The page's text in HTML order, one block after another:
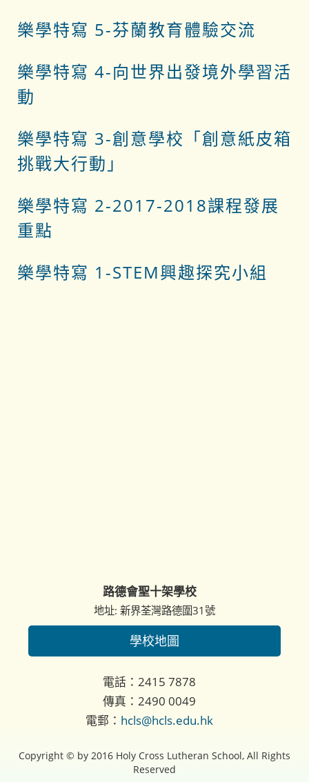
樂學特寫 5-芬蘭教育體驗交流
樂學特寫 4-向世界出發境外學習活
動
樂學特寫 3-創意學校「創意紙皮箱
挑戰大行動」
樂學特寫 2-2017-2018課程發展
重點
樂學特寫 1-STEM興趣探究小組
路德會聖十架學校
地址: 新界荃灣路德圍31號
學校地圖
電話：2415 7878
傳真：2490 0049
電郵： hcls@hcls.edu.hk
Copyright © by 2016 Holy Cross Lutheran School, All Rights
Reserved